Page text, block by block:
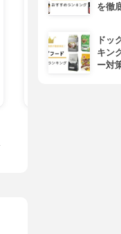
DECORTÉ(コスメデ
アイグロウ ジェム ス
ドウ
を徹
ドッ
キン
ー対